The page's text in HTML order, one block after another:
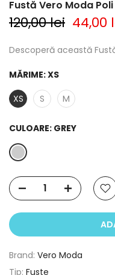
Fustă Vero Moda
120,00 lei 44,00
Descoperă această
MĂRIME:XS
XS
S M
CULOARE: GREY
Brand: Vero Moda
Tip: Fuste